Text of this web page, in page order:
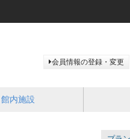
会員情報の登録・変更
館内施設